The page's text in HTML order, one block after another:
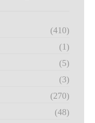
(410)
(1)
(5)
(3)
(270)
(48)